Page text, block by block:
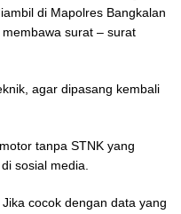
di Mapolres Bangkalan
surat – surat
agar dipasang kembali
tanpa STNK yang
sosial media.
cocok dengan data yang